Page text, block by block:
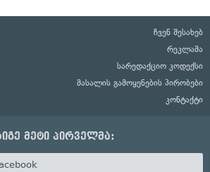
ჩვენ შესახებ
რეკლამა
სარედაქციო კოდექსი
მასალის გამოყენების პირობები
კონტაქტი
მეტი პირველმა: